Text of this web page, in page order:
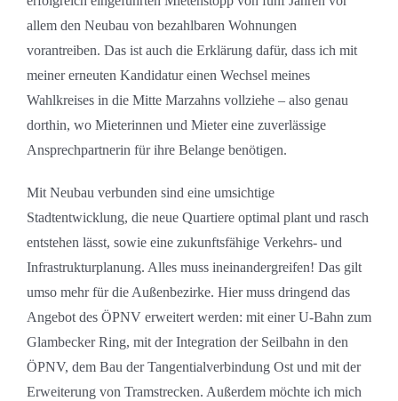
allem den Neubau von bezahlbaren Wohnungen
vorantreiben. Das ist auch die Erklärung dafür, dass ich mit
meiner erneuten Kandidatur einen Wechsel meines
Wahlkreises in die Mitte Marzahns vollziehe – also genau
dorthin, wo Mieterinnen und Mieter eine zuverlässige
Ansprechpartnerin für ihre Belange benötigen.
Mit Neubau verbunden sind eine umsichtige
Stadtentwicklung, die neue Quartiere optimal plant und rasch
entstehen lässt, sowie eine zukunftsfähige Verkehrs- und
Infrastrukturplanung. Alles muss ineinandergreifen! Das gilt
umso mehr für die Außenbezirke. Hier muss dringend das
Angebot des ÖPNV erweitert werden: mit einer U-Bahn zum
Glambecker Ring, mit der Integration der Seilbahn in den
ÖPNV, dem Bau der Tangentialverbindung Ost und mit der
Erweiterung von Tramstrecken. Außerdem möchte ich mich